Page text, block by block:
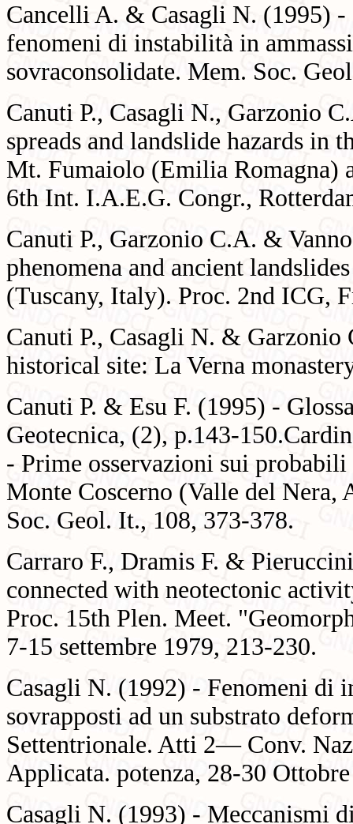
Cancelli A. & Casagli N. (1995)
fenomeni di instabilità in
sovraconsolidate. Mem. Soc.
Canuti P., Casagli N., Garzonio
spreads and landslide hazards in
Mt. Fumaiolo (Emilia Romagna)
6th Int. I.A.E.G. Congr.,
Canuti P., Garzonio C.A. &
phenomena and ancient
(Tuscany, Italy). Proc. 2nd ICG,
Canuti P., Casagli N. &
historical site: La Verna
Canuti P. & Esu F. (1995) -
Geotecnica, (2), p.143-
- Prime osservazioni sui
Monte Coscerno (Valle del
Soc. Geol. It., 108, 373-378.
Carraro F., Dramis F. &
connected with neotectonic
Proc. 15th Plen. Meet.
7-15 settembre 1979, 213-230.
Casagli N. (1992) - Fenomeni di
sovrapposti ad un substrato
Settentrionale. Atti 2— Conv.
Applicata. potenza, 28-30
Casagli N. (1993) - Meccanismi